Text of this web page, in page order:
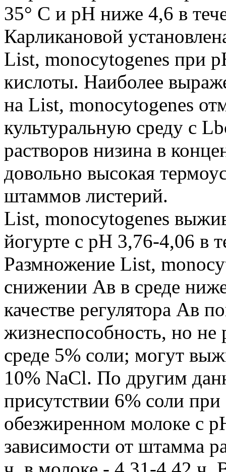
35° С и pH ниже 4,6 в
Карликановой
List, monocytogenes при
кислоты. Наиболее
на List, monocytogenes
культуральную среду с
растворов низина в
довольно высокая
штаммов листерий.
List, monocytogenes
йогурте с pH 3,76-4,06 в
Размножение List,
снижении Aв в среде
качестве регулятора Aв
жизнеспособность, но не
среде 5% соли; могут
10% NaCl. По другим
присутствии 6% соли
обезжиренном молоке с
зависимости от штамма